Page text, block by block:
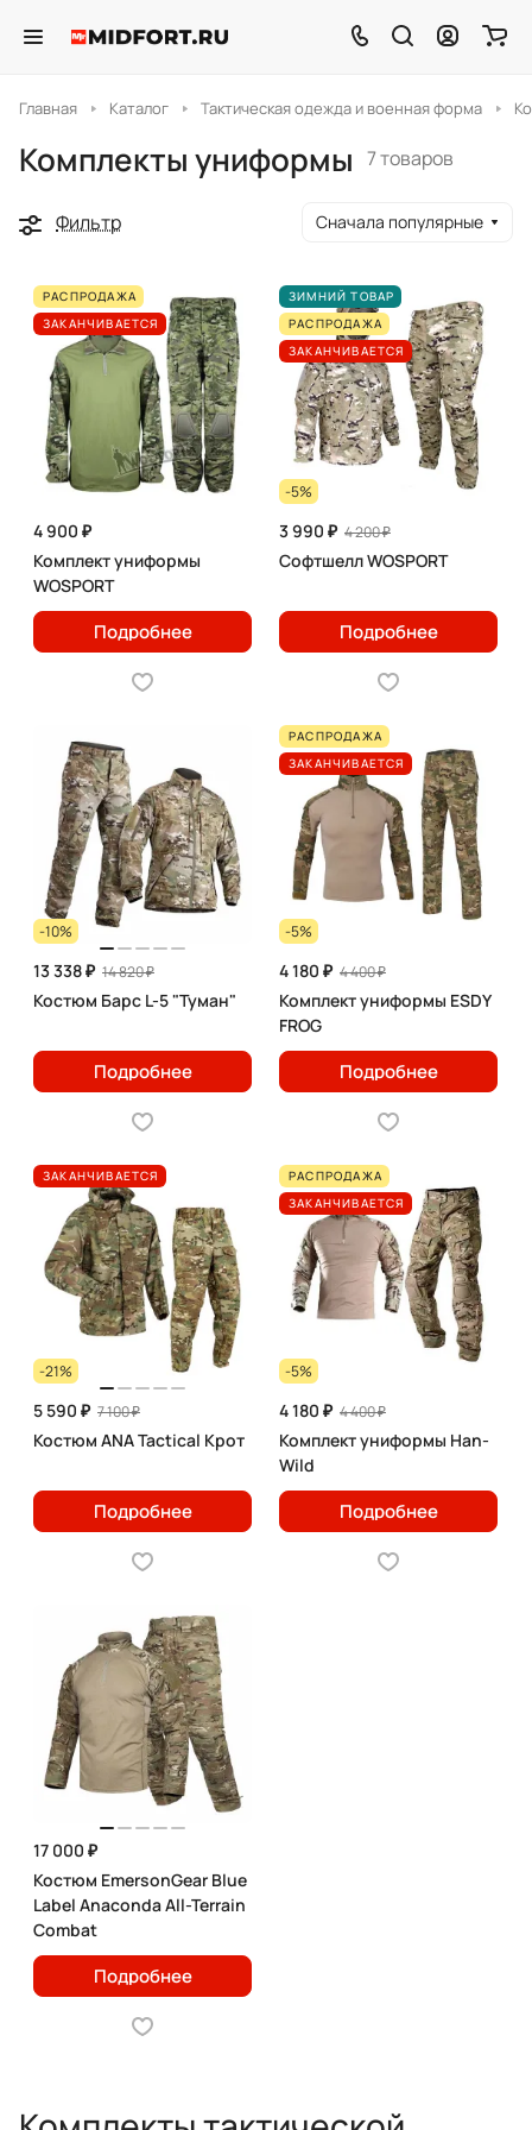
Главная Каталог Тактическая одежда и военная форма
Комплекты униформы 7 товаров
Фильтр Сначала популярные
РАСПРОДАЖА
ЗАКАНЧИВАЕТСЯ
4 900 ₽
Комплект униформы
WOSPORT
Подробнее
ЗИМНИЙ ТОВАР
РАСПРОДАЖА
ЗАКАНЧИВАЕТСЯ
-5%
3 990 ₽ 4 200 ₽
Софтшелл WOSPORT
Подробнее
-10%
13 338 ₽ 14 820 ₽
Костюм Барс L-5 "Туман"
Подробнее
РАСПРОДАЖА
ЗАКАНЧИВАЕТСЯ
-5%
4 180 ₽ 4 400 ₽
Комплект униформы ESDY
FROG
Подробнее
ЗАКАНЧИВАЕТСЯ
-21%
5 590 ₽ 7 100 ₽
Костюм ANA Tactical Крот
Подробнее
РАСПРОДАЖА
ЗАКАНЧИВАЕТСЯ
-5%
4 180 ₽ 4 400 ₽
Комплект униформы Han-
Wild
Подробнее
17 000 ₽
Костюм EmersonGear Blue
Label Anaconda All-Terrain
Combat
Подробнее